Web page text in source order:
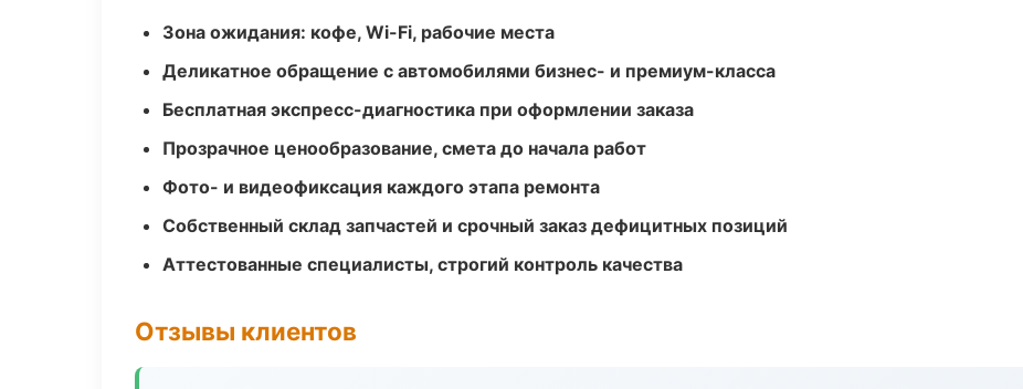
Зона ожидания: кофе, Wi-Fi, рабочие места
Деликатное обращение с автомобилями бизнес- и премиум-класса
Бесплатная экспресс-диагностика при оформлении заказа
Прозрачное ценообразование, смета до начала работ
Фото- и видеофиксация каждого этапа ремонта
Собственный склад запчастей и срочный заказ дефицитных позиций
Аттестованные специалисты, строгий контроль качества
Отзывы клиентов